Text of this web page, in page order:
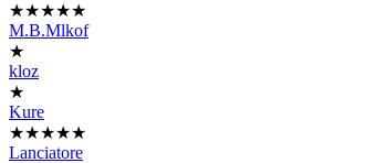
★★★★★
M.B.Mlkof
★
kloz
★
Kure
★★★★★
Lanciatore